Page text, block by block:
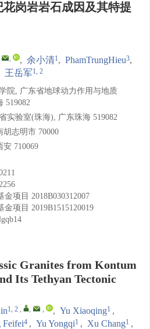
岗岩岩石成因及其特提
, , 余小清1, PhamTrungHieu3,
王岳军1, 2
院, 广东省地球动力作用与地质
519082
实验室(珠海), 广东珠海 519082
志明市 70000
710069
金项目 2018B030312007
金项目 2019B1515120019
Granites from Kontum
Its Tethyan Tectonic
1, 2 , , , , Yu Xiaoqing1 ,
Feifei4 , Yu Yongqi1 , Xu Chang1 ,